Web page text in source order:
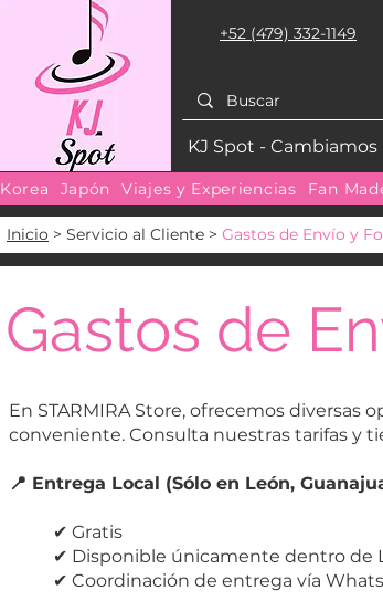
+52 (479) 332-1149
KJ Spot -
Korea Japón Viajes y Experiencias Fan
Inicio > Servicio al Cliente > Gastos de Envío y
Gastos de
En STARMIRA Store, ofrecemos
conveniente. Consulta nuestras tarifas y
📍 Entrega Local (Sólo en León,
✔ Gratis
✔ Disponible únicamente dentro de
✔ Coordinación de entrega vía